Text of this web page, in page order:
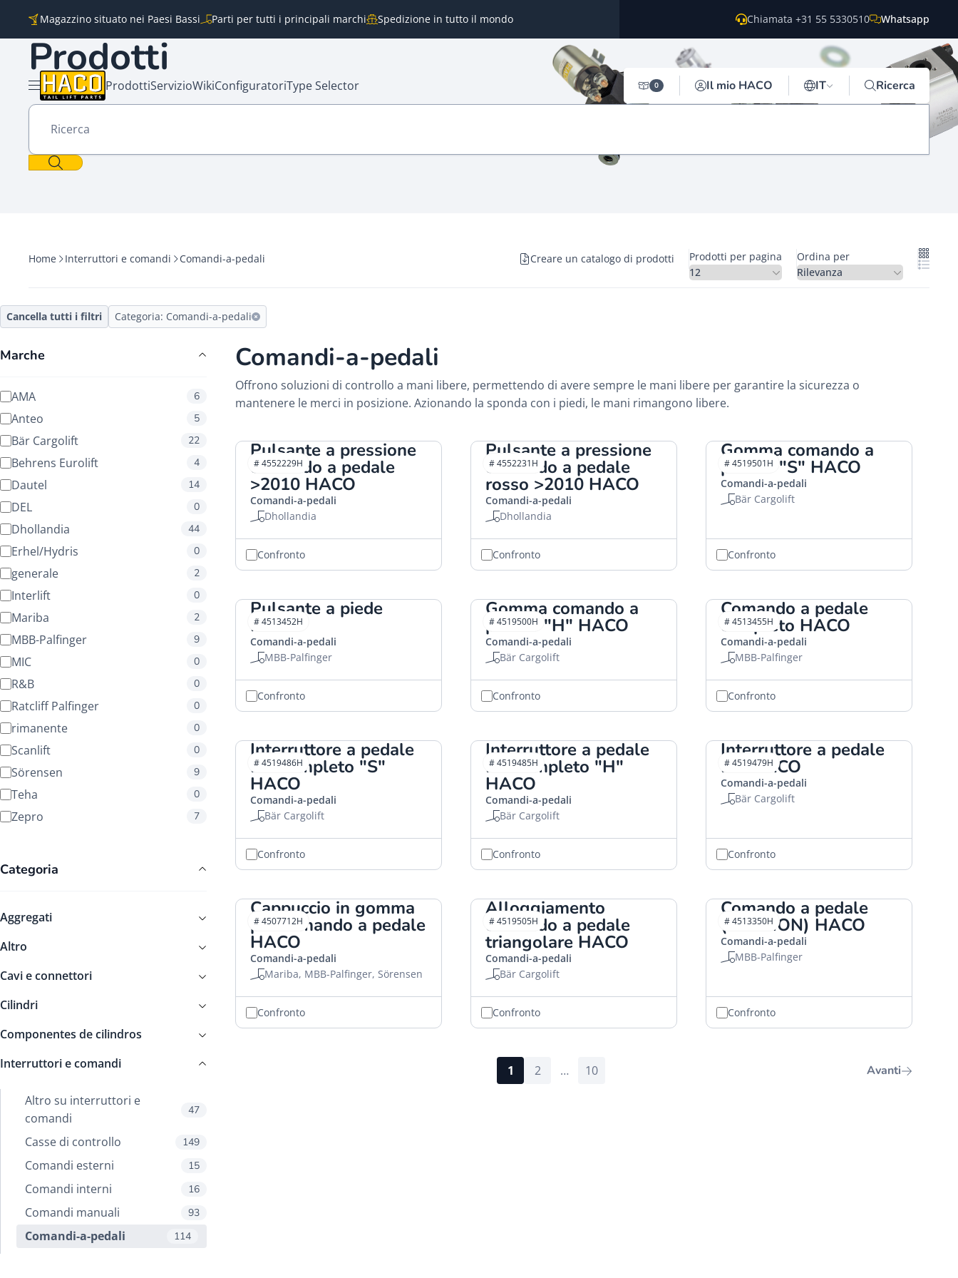
Magazzino situato nei Paesi Bassi Parti per tutti i principali marchi Spedizione in tutto il mondo Chiamata +31 55 5330510 Whatsapp
Aprire il menu
ProdottiServizioWikiConfiguratoriType Selector 0 Il mio HACO IT Ricerca
Prodotti
Ricerca
Home Interruttori e comandi Comandi-a-pedali Creare un catalogo di prodotti Prodotti per pagina Ordina per
Cancella tutti i filtri Categoria: Comandi-a-pedali
Marche
AMA 6
Anteo 5
Bär Cargolift 22
Behrens Eurolift 4
Dautel 14
DEL 0
Dhollandia 44
Erhel/Hydris 0
generale 2
Interlift 0
Mariba 2
MBB-Palfinger 9
MIC 0
R&B 0
Ratcliff Palfinger 0
rimanente 0
Scanlift 0
Sörensen 9
Teha 0
Zepro 7
Categoria
Aggregati
Altro
Cavi e connettori
Cilindri
Componentes de cilindros
Interruttori e comandi
Altro su interruttori e
comandi
47
Casse di controllo 149
Comandi esterni 15
Comandi interni 16
Comandi manuali 93
Comandi-a-pedali 114
Comandi-a-pedali
Offrono soluzioni di controllo a mani libere, permettendo di avere sempre le mani libere per garantire la sicurezza o
mantenere le merci in posizione. Azionando la sponda con i piedi, le mani rimangono libere.
Pulsante a pressione
comando a pedale
>2010 HACO
Comandi-a-pedali
Dhollandia
# 4552229H
Confronto
Pulsante a pressione
comando a pedale
rosso >2010 HACO
Comandi-a-pedali
Dhollandia
# 4552231H
Confronto
Gomma comando a
pedale "S" HACO
Comandi-a-pedali
Bär Cargolift
# 4519501H
Confronto
Pulsante a piede
HACO
Comandi-a-pedali
MBB-Palfinger
# 4513452H
Confronto
Gomma comando a
pedale "H" HACO
Comandi-a-pedali
Bär Cargolift
# 4519500H
Confronto
Comando a pedale
completo HACO
Comandi-a-pedali
MBB-Palfinger
# 4513455H
Confronto
Interruttore a pedale
BG completo "S"
HACO
Comandi-a-pedali
Bär Cargolift
# 4519486H
Confronto
Interruttore a pedale
BG completo "H"
HACO
Comandi-a-pedali
Bär Cargolift
# 4519485H
Confronto
Interruttore a pedale
BG HACO
Comandi-a-pedali
Bär Cargolift
# 4519479H
Confronto
Cappuccio in gomma
per comando a pedale
HACO
Comandi-a-pedali
Mariba, MBB-Palfinger, Sörensen
# 4507712H
Confronto
Alloggiamento
comando a pedale
triangolare HACO
Comandi-a-pedali
Bär Cargolift
# 4519505H
Confronto
Comando a pedale
(CANNON) HACO
Comandi-a-pedali
MBB-Palfinger
# 4513350H
Confronto
1 2 … 10 Avanti